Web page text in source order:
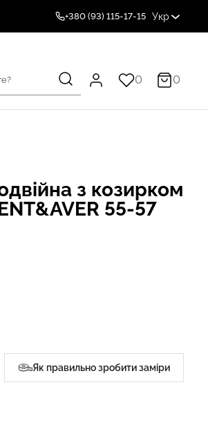
+380 (93) 115-17-15 Укр
0 0
з козирком
55-57
Як правильно зробити заміри